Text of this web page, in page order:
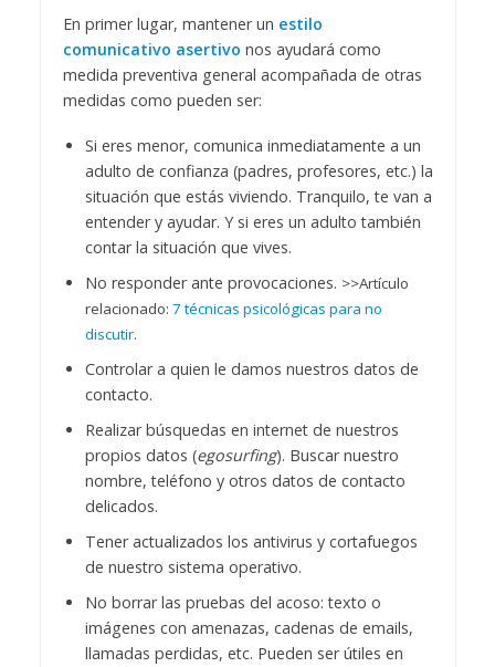
En primer lugar, mantener un estilo
comunicativo asertivo nos ayudará como
medida preventiva general acompañada de otras
medidas como pueden ser:
Si eres menor, comunica inmediatamente a un
adulto de confianza (padres, profesores, etc.) la
situación que estás viviendo. Tranquilo, te van a
entender y ayudar. Y si eres un adulto también
contar la situación que vives.
No responder ante provocaciones. >>Artículo
relacionado: 7 técnicas psicológicas para no
discutir.
Controlar a quien le damos nuestros datos de
contacto.
Realizar búsquedas en internet de nuestros
propios datos (egosurfing). Buscar nuestro
nombre, teléfono y otros datos de contacto
delicados.
Tener actualizados los antivirus y cortafuegos
de nuestro sistema operativo.
No borrar las pruebas del acoso: texto o
imágenes con amenazas, cadenas de emails,
llamadas perdidas, etc. Pueden ser útiles en